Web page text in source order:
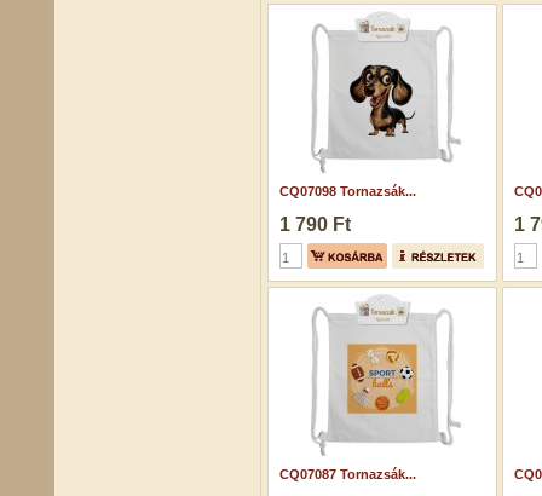
CQ07098 Tornazsák...
1 790 Ft 1
CQ07087 Tornazsák...